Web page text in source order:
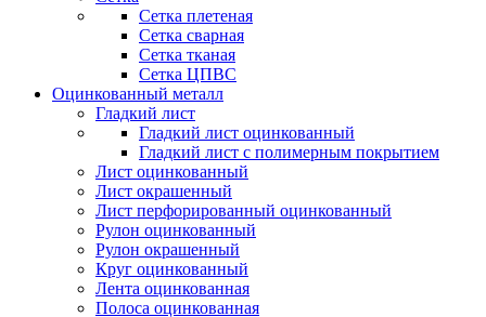
Сетка плетеная
Сетка сварная
Сетка тканая
Сетка ЦПВС
Оцинкованный металл
Гладкий лист
Гладкий лист оцинкованный
Гладкий лист с полимерным покрытием
Лист оцинкованный
Лист окрашенный
Лист перфорированный оцинкованный
Рулон оцинкованный
Рулон окрашенный
Круг оцинкованный
Лента оцинкованная
Полоса оцинкованная